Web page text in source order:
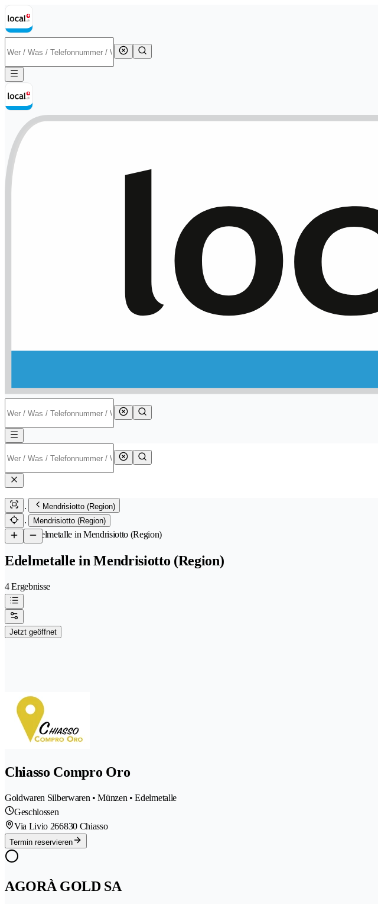
Mendrisiotto (Region)
Mendrisiotto (Region)
/Edelmetalle in Mendrisiotto (Region)
Edelmetalle in Mendrisiotto (Region)
4 Ergebnisse
Jetzt geöffnet
Chiasso Compro Oro
Goldwaren Silberwaren • Münzen • Edelmetalle
Geschlossen
Via Livio 266830 Chiasso
Termin reservieren
AGORÀ GOLD SA